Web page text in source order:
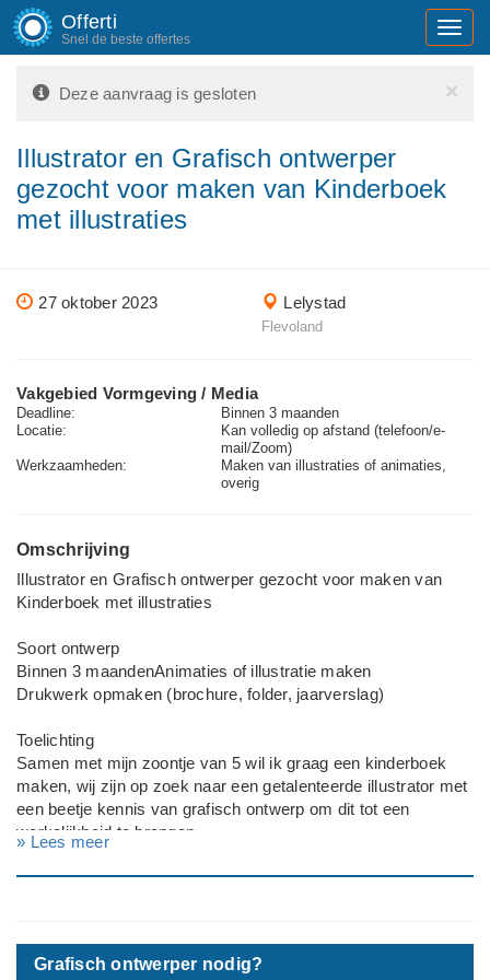
Offerti
Snel de beste offertes
×
Deze aanvraag is gesloten
Illustrator en Grafisch ontwerper
gezocht voor maken van Kinderboek
met illustraties
27 oktober 2023 Lelystad
Flevoland
Vakgebied Vormgeving / Media
Deadline:
Binnen 3 maanden
Locatie:
Kan volledig op afstand (telefoon/e-
mail/Zoom)
Werkzaamheden:
Maken van illustraties of animaties,
overig
Omschrijving
Illustrator en Grafisch ontwerper gezocht voor maken van
Kinderboek met illustraties
Soort ontwerp
Binnen 3 maandenAnimaties of illustratie maken
Drukwerk opmaken (brochure, folder, jaarverslag)
Toelichting
Samen met mijn zoontje van 5 wil ik graag een kinderboek
maken, wij zijn op zoek naar een getalenteerde illustrator met
een beetje kennis van grafisch ontwerp om dit tot een
werkelijkheid te brengen.
Wij zijn van plan om een boek zelf uit te geven zonder
wij wel verder of er animo voor is.
» Lees meer
Grafisch ontwerper nodig?